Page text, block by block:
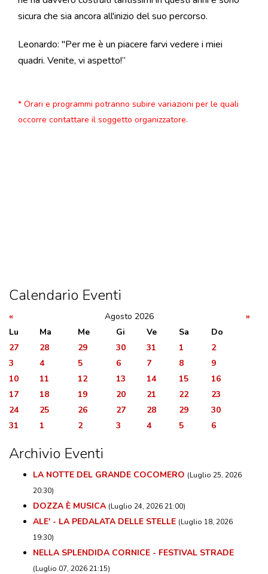
sicura che sia ancora all'inizio del suo percorso.
Leonardo: "Per me è un piacere farvi vedere i miei
quadri. Venite, vi aspetto!”
* Orari e programmi potranno subire variazioni per le quali
occorre contattare il soggetto organizzatore.
Calendario Eventi
« Agosto 2026
»
Lu
Ma Me Gi Ve Sa
Do
27
28 29 30 31 1
2
3
4 5 6 7 8
9
10
11 12 13 14 15
16
17
18 19 20 21 22
23
24
25 26 27 28 29
30
31
1 2 3 4 5 6
Archivio Eventi
LA NOTTE DEL GRANDE COCOMERO (Luglio 25, 2026
20:30)
DOZZA È MUSICA (Luglio 24, 2026 21:00)
ALE' - LA PEDALATA DELLE STELLE (Luglio 18, 2026
19:30)
NELLA SPLENDIDA CORNICE - FESTIVAL STRADE
(Luglio 07, 2026 21:15)